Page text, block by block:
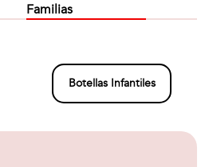
Familias
Botellas Infantiles